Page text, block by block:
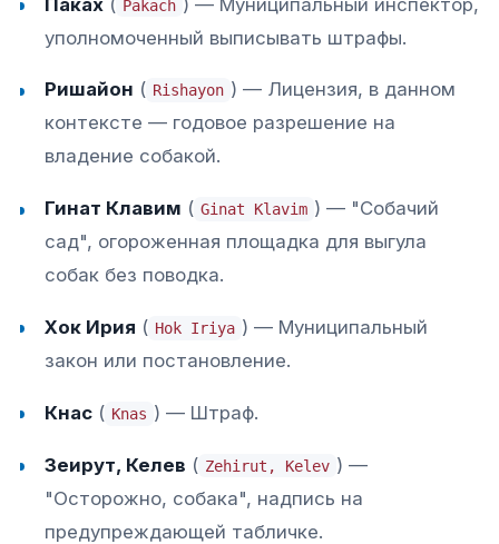
Pakach
уполномоченный выписывать штрафы.
Ришайон ( Rishayon ) — Лицензия, в данном
контексте — годовое разрешение на
владение собакой.
Гинат Клавим ( Ginat Klavim ) — "Собачий
сад", огороженная площадка для выгула
собак без поводка.
Хок Ирия ( Hok Iriya ) — Муниципальный
закон или постановление.
Кнас ( Knas ) — Штраф.
Зеирут, Келев ( Zehirut, Kelev ) —
"Осторожно, собака", надпись на
предупреждающей табличке.